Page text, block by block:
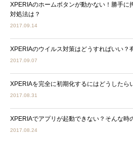
XPERIAのホームボタンが動かない！勝手に
対処法は？
2017.09.14
XPERIAのウイルス対策はどうすればいい？
2017.09.07
XPERIAを完全に初期化するにはどうしたら
2017.08.31
XPERIAでアプリが起動できない？そんな時
2017.08.24